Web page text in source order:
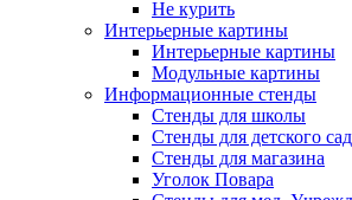
Не курить
Интерьерные картины
Интерьерные картины
Модульные картины
Информационные стенды
Стенды для школы
Стенды для детского
Стенды для магазина
Уголок Повара